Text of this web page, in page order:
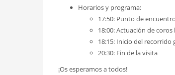
Horarios y programa:
17:50: Punto de
18:00: Actuación de coros
18:15: Inicio del recorrido
20:30: Fin de la visita
¡Os esperamos a todos!